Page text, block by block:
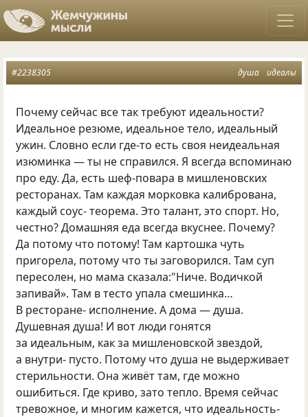
душа идеалы
#2238305
Почему сейчас все так требуют идеальности?
Идеальное резюме, идеальное тело, идеальный
ужин. Словно если где-то есть своя неидеальная
изюминка — ты не справился. Я всегда вспоминаю
про еду. Да, есть шеф-повара в мишленовских
ресторанах. Там каждая морковка калибрована,
каждый соус- теорема. Это талант, это спорт. Но,
честно? Домашняя еда всегда вкуснее. Почему?
Да потому что потому! Там картошка чуть
пригорела, потому что ты заговорился. Там суп
пересолен, но мама сказала:"Ниче. Водичкой
запивай». Там в тесто упала смешинка…
В ресторане- исполнение. А дома — душа.
Душевная душа! И вот люди гонятся
за идеальным, как за мишленовской звездой,
а внутри- пусто. Потому что душа не выдерживает
стерильности. Она живёт там, где можно
ошибиться. Где криво, зато тепло. Время сейчас
тревожное, и многим кажется, что идеальность-